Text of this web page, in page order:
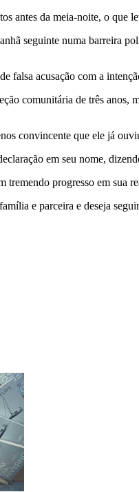
antes da meia-noite, o que
seguinte numa barreira
falsa acusação com a
comunitária de três
convincente que ele já
em seu nome,
progresso em sua
e parceira e deseja